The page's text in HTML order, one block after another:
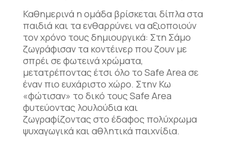
Καθημερινά η ομάδα βρίσκεται δίπλα στα
παιδιά και τα ενθαρρύνει να αξιοποιούν
τον χρόνο τους δημιουργικά: Στη Σάμο
ζωγράφισαν τα κοντέινερ που ζουν με
σπρέι σε φωτεινά χρώματα,
μετατρέποντας έτσι όλο το Safe Area σε
έναν πιο ευχάριστο χώρο. Στην Κω
«φώτισαν» το δικό τους Safe Area
φυτεύοντας λουλούδια και
ζωγραφίζοντας στο έδαφος πολύχρωμα
ψυχαγωγικά και αθλητικά παιχνίδια.